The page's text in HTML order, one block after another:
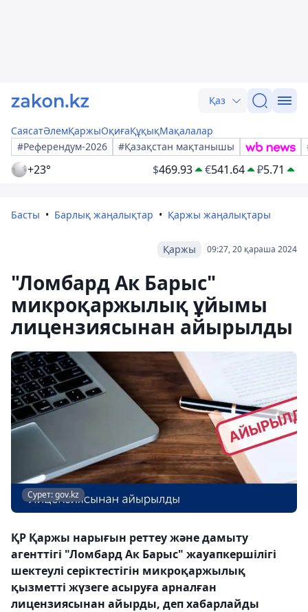
Қаз
СаясатӘлемҚаржыОқиғаҚұқықМақалалар
#Референдум-2026
#Қазақстан мақтанышы
+23° $469.93 €541.64 ₽5.71
Басты Барлық жаңалықтар Қаржы жаңалықтары
09:27, 20 қараша 2024
Қаржы
"Ломбард Ак Барыс"
микроқаржылық ұйымы
лицензиясынан айырылды
Сурет: gov.kz
ҚР Қаржы нарығын реттеу және дамыту
агенттігі "Ломбард Ак Барыс" жауапкершілігі
шектеулі серіктестігін микроқаржылық
қызметті жүзеге асыруға арналған
лицензиясынан айырды, деп хабарлайды